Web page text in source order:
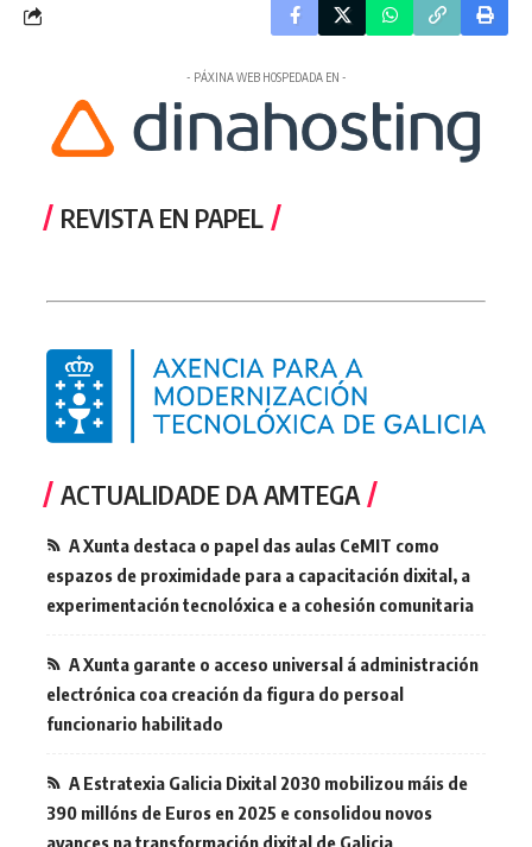
- PÁXINA WEB HOSPEDADA EN -
REVISTA EN PAPEL
ACTUALIDADE DA AMTEGA
A Xunta destaca o papel das aulas CeMIT como
espazos de proximidade para a capacitación dixital, a
experimentación tecnolóxica e a cohesión comunitaria
A Xunta garante o acceso universal á administración
electrónica coa creación da figura do persoal
funcionario habilitado
A Estratexia Galicia Dixital 2030 mobilizou máis de
390 millóns de Euros en 2025 e consolidou novos
avances na transformación dixital de Galicia